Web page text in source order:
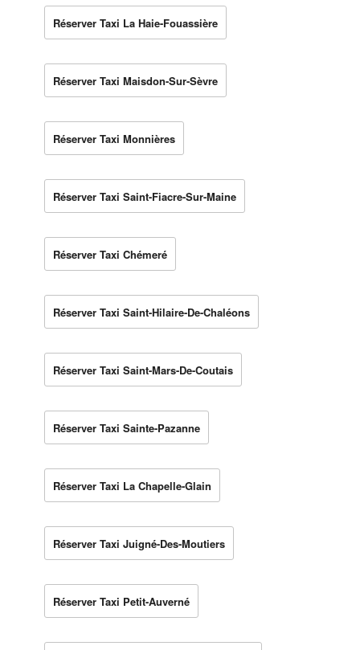
Réserver Taxi La Haie-Fouassière
Réserver Taxi Maisdon-Sur-Sèvre
Réserver Taxi Monnières
Réserver Taxi Saint-Fiacre-Sur-Maine
Réserver Taxi Chémeré
Réserver Taxi Saint-Hilaire-De-Chaléons
Réserver Taxi Saint-Mars-De-Coutais
Réserver Taxi Sainte-Pazanne
Réserver Taxi La Chapelle-Glain
Réserver Taxi Juigné-Des-Moutiers
Réserver Taxi Petit-Auverné